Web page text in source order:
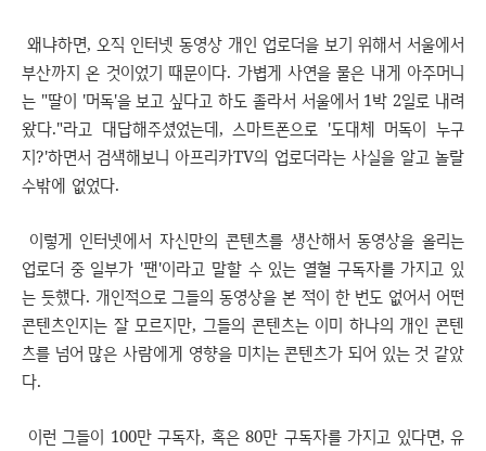
왜냐하면, 오직 인터넷 동영상 개인 업로더을 보기 위해서 서울에서
부산까지 온 것이었기 때문이다. 가볍게 사연을 물은 내게 아주머니
는 "딸이 '머독'을 보고 싶다고 하도 졸라서 서울에서 1박 2일로 내려
왔다."라고 대답해주셨었는데, 스마트폰으로 '도대체 머독이 누구
지?'하면서 검색해보니 아프리카TV의 업로더라는 사실을 알고 놀랄
수밖에 없었다.
이렇게 인터넷에서 자신만의 콘텐츠를 생산해서 동영상을 올리는
업로더 중 일부가 '팬'이라고 말할 수 있는 열혈 구독자를 가지고 있
는 듯했다. 개인적으로 그들의 동영상을 본 적이 한 번도 없어서 어떤
콘텐츠인지는 잘 모르지만, 그들의 콘텐츠는 이미 하나의 개인 콘텐
츠를 넘어 많은 사람에게 영향을 미치는 콘텐츠가 되어 있는 것 같았
다.
이런 그들이 100만 구독자, 혹은 80만 구독자를 가지고 있다면, 유